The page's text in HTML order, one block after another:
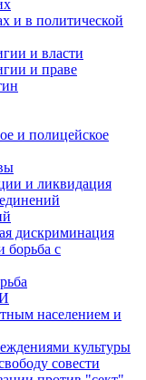
и в политической
и власти
и праве
и полицейское
и ликвидация
дискриминация
борьба с
населением и
культуры
совести